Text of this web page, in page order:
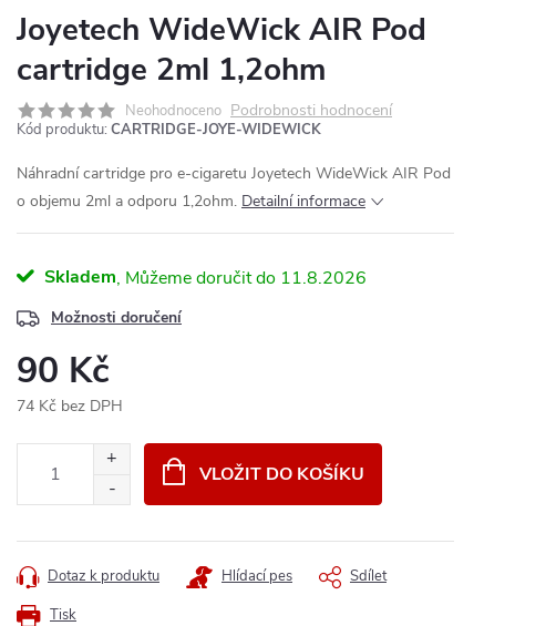
Joyetech WideWick AIR Pod
cartridge 2ml 1,2ohm
Neohodnoceno Podrobnosti hodnocení
Kód produktu: CARTRIDGE-JOYE-WIDEWICK
Náhradní cartridge pro e-cigaretu Joyetech WideWick AIR Pod
o objemu 2ml a odporu 1,2ohm. Detailní informace
Skladem 11.8.2026
Možnosti doručení
90 Kč
74 Kč bez DPH
VLOŽIT DO KOŠÍKU
Tisk
Dotaz k produktu Hlídací pes Sdílet